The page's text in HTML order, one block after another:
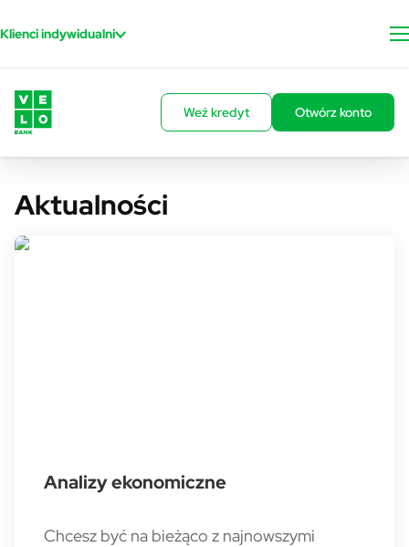
Klienci indywidualni
Weź kredyt Otwórz konto
Aktualności
Analizy ekonomiczne
Chcesz być na bieżąco z najnowszymi